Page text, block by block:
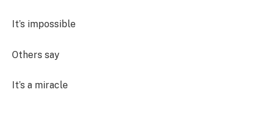
It’s impossible
Others say
It’s a miracle